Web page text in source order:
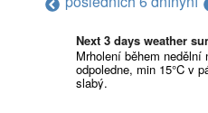
Next 3 days weather
Mrholení během nedělní
odpoledne, min 15°C v
slabý.